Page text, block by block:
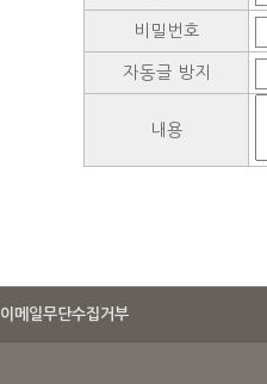
비밀번호
자동글 방지
내용
이메일무단수집거부